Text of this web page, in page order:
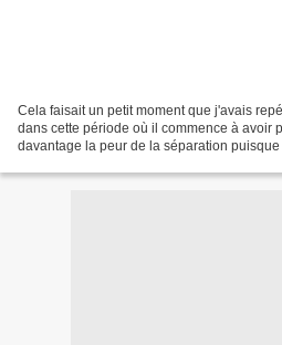
Cela faisait un petit moment que j'avais
dans cette période où il commence à avoir
davantage la peur de la séparation